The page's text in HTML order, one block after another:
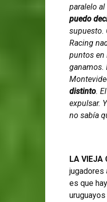
paralelo
puedo
supuesto.
Racing
puntos en
ganamos.
distinto.
expulsar.
no sabía
LA VIEJA
jugadores
es que
uruguayos